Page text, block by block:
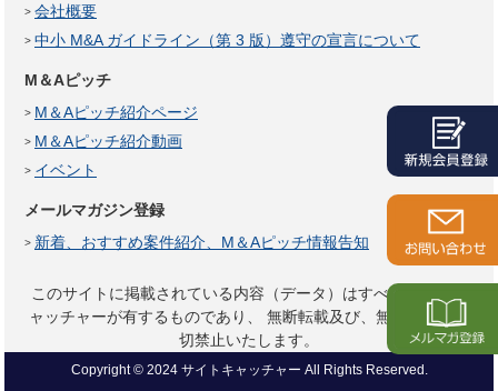
会社概要
中小 M&A ガイドライン（第 3 版）遵守の宣言について
M＆Aピッチ
M＆Aピッチ紹介ページ
M＆Aピッチ紹介動画
イベント
メールマガジン登録
新着、おすすめ案件紹介、M＆Aピッチ情報告知
このサイトに掲載されている内容（データ）はすべてサイトキ
ャッチャーが有するものであり、
無断転載及び、無断複製は一
切禁止いたします。
Copyright © 2024 サイトキャッチャー All Rights Reserved.